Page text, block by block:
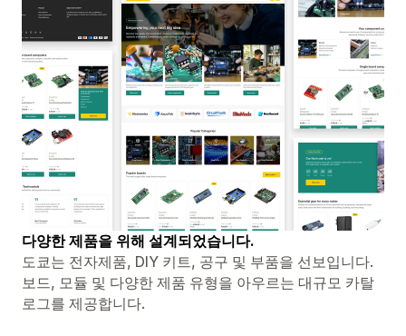
다양한 제품을 위해 설계되었습니다.
도쿄는 전자제품, DIY 키트, 공구 및 부품을 선보입니다.
보드, 모듈 및 다양한 제품 유형을 아우르는 대규모 카탈
로그를 제공합니다.